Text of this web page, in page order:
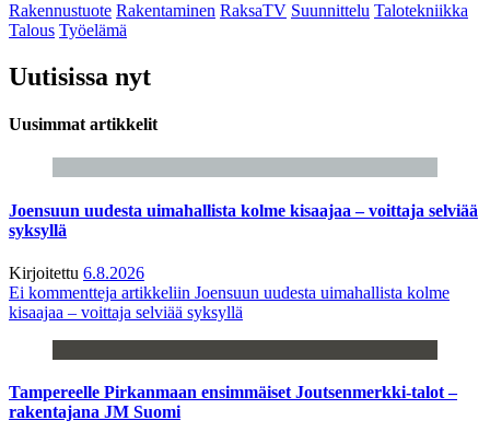
Rakennustuote Rakentaminen RaksaTV Suunnittelu Talotekniikka
Talous Työelämä
Uutisissa nyt
Uusimmat artikkelit
Joensuun uudesta uimahallista kolme kisaajaa – voittaja selviää
syksyllä
Kirjoitettu 6.8.2026
Ei kommentteja artikkeliin Joensuun uudesta uimahallista kolme
kisaajaa – voittaja selviää syksyllä
Tampereelle Pirkanmaan ensimmäiset Joutsenmerkki-talot –
rakentajana JM Suomi